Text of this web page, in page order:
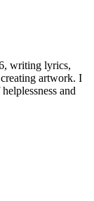
writing lyrics,
artwork. I
and